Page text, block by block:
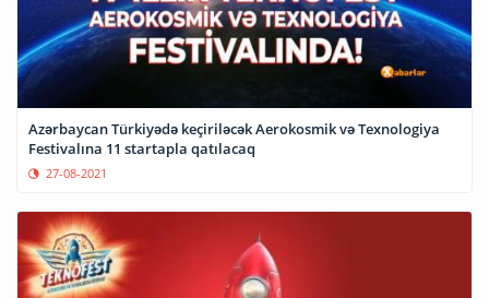
Azərbaycan Türkiyədə keçiriləcək Aerokosmik və Texnologiya
Festivalına 11 startapla qatılacaq
27-08-2021